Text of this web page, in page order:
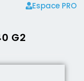
Espace PRO
G2